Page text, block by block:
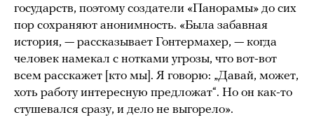
государств, поэтому создатели «Панорамы» до сих
пор сохраняют анонимность. «Была забавная
история, — рассказывает Гонтермахер, — когда
человек намекал с нотками угрозы, что вот-вот
всем расскажет [кто мы]. Я говорю: „Давай, может,
хоть работу интересную предложат“. Но он как-то
стушевался сразу, и дело не выгорело».